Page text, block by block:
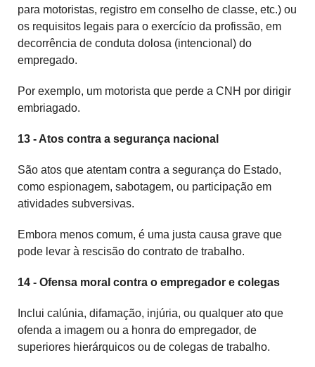
para motoristas, registro em conselho de classe, etc.) ou
os requisitos legais para o exercício da profissão, em
decorrência de conduta dolosa (intencional) do
empregado.
Por exemplo, um motorista que perde a CNH por dirigir
embriagado.
13 - Atos contra a segurança nacional
São atos que atentam contra a segurança do Estado,
como espionagem, sabotagem, ou participação em
atividades subversivas.
Embora menos comum, é uma justa causa grave que
pode levar à rescisão do contrato de trabalho.
14 - Ofensa moral contra o empregador e colegas
Inclui calúnia, difamação, injúria, ou qualquer ato que
ofenda a imagem ou a honra do empregador, de
superiores hierárquicos ou de colegas de trabalho.